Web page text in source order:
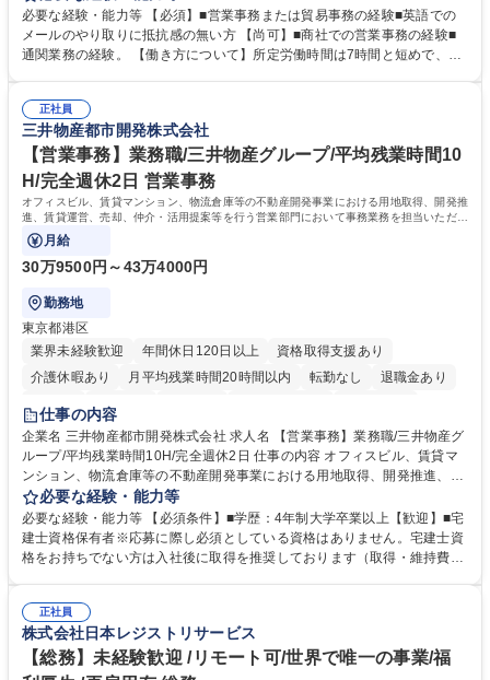
調整まで幅広く対応し、当社事業の根幹を支えていただきます。 ■受発注
業務、請求書発行 ■海外工場とのスケジュール調整 ■在庫管理 ■輸入書類
の確認・作成 ■配送手配 ■通関業者を通して行う輸出入業全般 ■倉庫との
ルプロデュースしているため、商品に関わる全ての業務をサポート頂きま
す。 募集職種 東京都中央区【営業事務・貿易事務】食品商社/残業少なめ/
リモート等相談可
必要な経験・能力等 【必須】■営業事務または貿易事務の経験■英語での
メールのやり取りに抵抗感の無い方 【尚可】■商社での営業事務の経験■
通関業務の経験。 【働き方について】所定労働時間は7時間と短めで、残
の強み】1991年の設立以来、外食産業を中心としたお客様の多様なニー
ズに沿った冷凍水産物等の生産・輸入・販売を一貫して手掛けています。
自社工場と海外拠点の強固な連携によるワンストップサービスが最大の強
みです。 学歴・資格 学歴：大学院 大学 語学力：英語 資格：
正社員
三井物産都市開発株式会社
【営業事務】業務職/三井物産グループ/平均残業時間10
H/完全週休2日 営業事務
オフィスビル、賃貸マンション、物流倉庫等の不動産開発事業における用地取得、開発推
進、賃貸運営、売却、仲介・活用提案等を行う営業部門において事務業務を担当いただき
ます。
月給
30万9500円～43万4000円
勤務地
東京都港区
業界未経験歓迎
年間休日120日以上
資格取得支援あり
介護休暇あり
月平均残業時間20時間以内 転勤なし
退職金あり
在宅OK
賞与あり
駅近5分以内
土日祝休み 寮・社宅あり
仕事の内容
企業名 三井物産都市開発株式会社 求人名 【営業事務】業務職/三井物産グ
ループ/平均残業時間10H/完全週休2日 仕事の内容 オフィスビル、賃貸マ
ンション、物流倉庫等の不動産開発事業における用地取得、開発推進、賃
貸運営、売却、仲介・活用提案等を行う営業部門において事務業務を担当
いただきます。 【詳細】・契約書管理、契約書製本、捺印対応、ファイリ
ング、登記簿取得、調書取得・支払業務（各種費用支払、支払管理、請
求・支払データ登録、取引先マスター申請対応）・予算作成及び予実管
の他に担当頂く業務が発生する場合があります。 募集職種 【営業事務】
業務職/三井物産グループ/平均残業時間10H/完全週休2日
必要な経験・能力等
必要な経験・能力等 【必須条件】■学歴：4年制大学卒業以上【歓迎】■宅
建士資格保有者※応募に際し必須としている資格はありません。宅建士資
格をお持ちでない方は入社後に取得を推奨しております（取得・維持費用
ション力がある方。 ・チャレンジを厭わず、粘り強く業務に取り組める
方。多様な関係者と謙虚に信頼関係を構築でき、期限を意識したスケジュ
ール管理が出来る方。※将来的に他部署（営業部門、コーポレート部門）
へのジョブローテーションの可能性があります。 学歴・資格 学歴：大学
正社員
株式会社日本レジストリサービス
【総務】未経験歓迎 /リモート可/世界で唯一の事業/福